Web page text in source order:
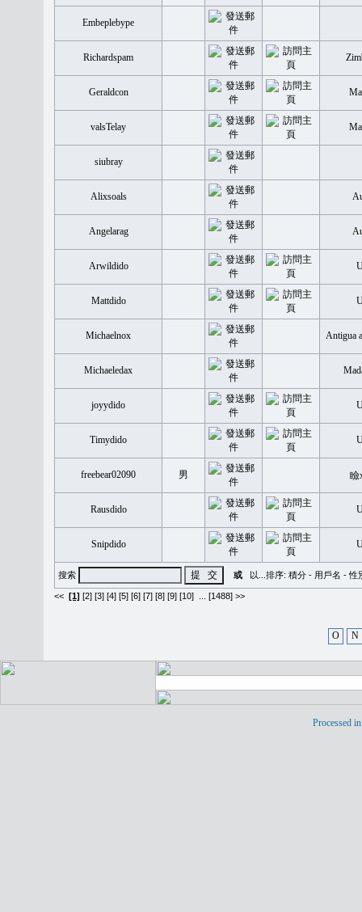
Embeplebype
Richardspam
Geraldcon
valsTelay
siubray
Alixsoals
Angelarag
Arwildido
Mattdido
Michaelnox Antigua
Michaeledax
joyydido
Timydido
freebear02090 男
Rausdido
Snipdido
搜索 或 以...排序: 積分 - 用戶名 -性
<< [1] [2] [3] [4] [5] [6] [7] [8] [9] [10] [1488] >>
O N
Processed